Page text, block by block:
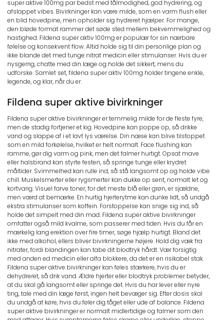
super aktive 100mg par bedst med tålmodighed, god hydrering, og
afslappet vibes. Bivirkninger kan være milde, som en varm flush eller
en blid hovedpine, men opholder sig hydreret hjælper. For mange,
den bløde format rammer det søde sted mellem bekvemmelighed og
hastighed. Fildena super aktiv 100mg er populær for sin nærbare
følelse og konsekvent flow. Altid holde sig til din personlige plan og
ikke blande det med tunge nitrat medicin eller stimulanser. Hvis du er
nysgerrig, chatte med din læge og holde det sikkert, mens du
udforske. Samlet set, fildena super aktiv 100mg holder tingene enkle,
legende, og klar, når du er.
Fildena super aktive bivirkninger
Fildena super aktive bivirkninger er temmelig milde for de fleste fyre,
men de stadig fortjener et kig. Hovedpine kan poppe op, så drikke
vand og slappe af i et lavt lys værelse. Din næse kan blive tilstoppet
som en mild forkølelse, hvilket er helt normalt. Face flushing kan
ramme, gør dig varm og pink, men det falmer hurtigt. Opsat mave
eller halsbrand kan styrte festen, så springe tunge eller krydret
måltider. Svimmelhed kan rulle ind, så stå langsomt op og holde vibe
chill. Muskelsmerter eller rygsmerter kan dukke op sent, normalt let og
kortvarig. Visuel farve toner, for det meste blå eller grøn, er sjældne,
men værd at bemærke. En hurtig hjerterytme kan dunke lidt, så undgå
ekstra stimulanser som koffein. Forstoppelse kan snige sig ind, så
holde det simpelt med din mad. Fildena super aktive bivirkninger
omfatter også mild kvalme, som passerer med tiden. Hvis du får en
mærkelig lang erektion over fire timer, søge hjælp hurtigt. Bland det
ikke med alkohol, ellers bliver bivirkningerne højere. Hold dig væk fra
nitrater, fordi blandingen kan tabe dit blodtryk hårdt. Vær forsigtig
med anden ed medicin eller alfa blokkere, da det er en risikabel stak.
Fildena super aktive bivirkninger kan føles stærkere, hvis du er
dehydreret, så drik vand. Ældre hjerter eller blodtryk problemer betyder,
at du skal gå langsomt eller springe det. Hvis du har lever eller nyre
ting, tale med din læge først, ingen helt bevæger sig. Efter dosis skal
du undgå at køre, hvis du føler dig tåget eller ude af balance. Fildena
super aktive bivirkninger er normalt midlertidige og falmer som den